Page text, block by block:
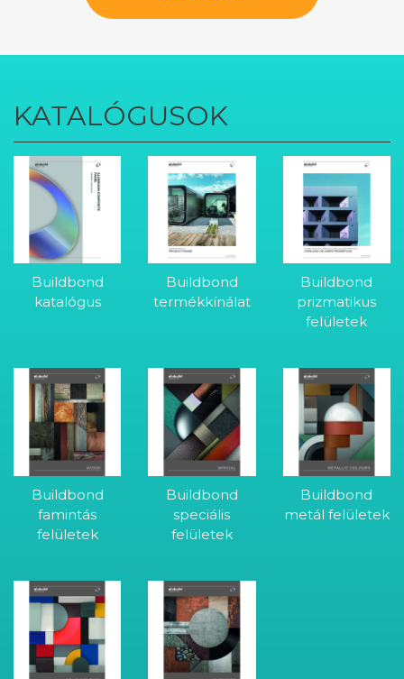
KATALÓGUSOK
Buildbond
katalógus
Buildbond
termékkínálat
Buildbond
prizmatikus
felületek
Buildbond
famintás
felületek
Buildbond
speciális
felületek
Buildbond
metál felületek